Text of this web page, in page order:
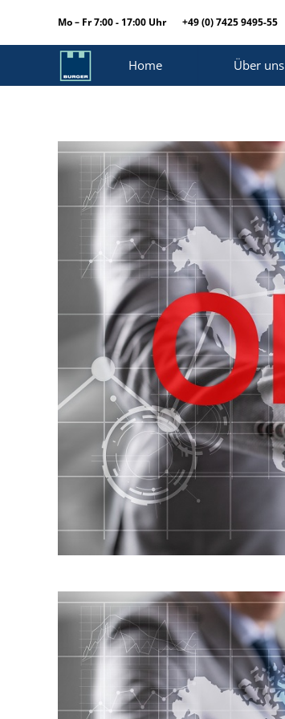
Mo – Fr 7:00 - 17:00 Uhr +49 (0) 7425 9495-55
Home Über uns